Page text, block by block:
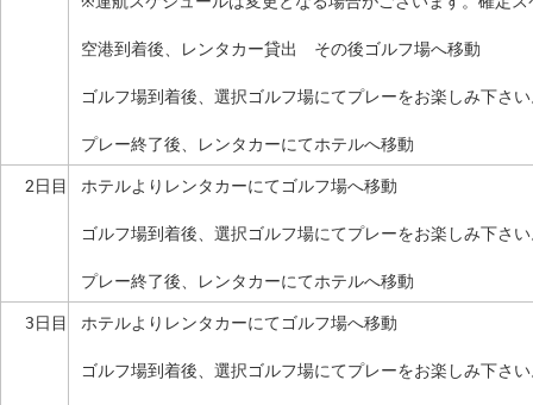
空港到着後、レンタカー貸出 その後ゴルフ場へ移動
ゴルフ場到着後、選択ゴルフ場にてプレーをお楽しみ下さ
プレー終了後、レンタカーにてホテルへ移動
2日目
ホテルよりレンタカーにてゴルフ場へ移動
ゴルフ場到着後、選択ゴルフ場にてプレーをお楽しみ下さ
プレー終了後、レンタカーにてホテルへ移動
3日目
ホテルよりレンタカーにてゴルフ場へ移動
ゴルフ場到着後、選択ゴルフ場にてプレーをお楽しみ下さ